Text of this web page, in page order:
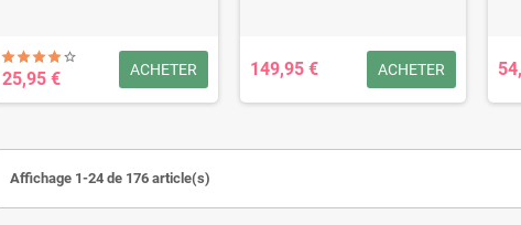
25,95 € ACHETER 149,95 € ACHETER
Affichage 1-24 de 176 article(s)